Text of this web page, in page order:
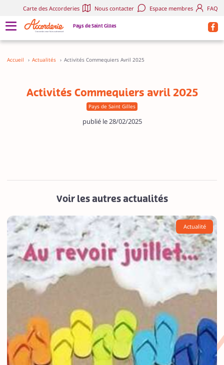
Pays de Saint Gilles
Carte des Accorderies Nous contacter Espace membres FAQ
Accueil › Actualités › Activités Commequiers Avril 2025
Activités Commequiers avril 2025
Pays de Saint Gilles
publié le 28/02/2025
Voir les autres actualités
Actualité